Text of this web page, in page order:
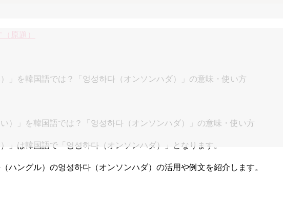
原題）
）」を韓国語では？「엉성하다（オンソンハダ）」の意味・使い方
）」は韓国語で 「엉성하다（オンソンハダ）」 となります。
ハングル）の엉성하다（オンソンハダ）の活用や例文を紹介します。